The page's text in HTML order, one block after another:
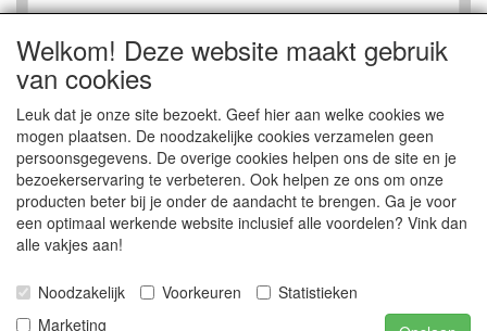
LINK PAGINA
Gastenboek RC-POINT
Kijkje in de Winkel
Welkom! Deze website maakt gebruik
van cookies
Leuk dat je onze site bezoekt. Geef hier aan welke cookies we
mogen plaatsen. De noodzakelijke cookies verzamelen geen
persoonsgegevens. De overige cookies helpen ons de site en je
bezoekerservaring te verbeteren. Ook helpen ze ons om onze
producten beter bij je onder de aandacht te brengen. Ga je voor
een optimaal werkende website inclusief alle voordelen? Vink dan
alle vakjes aan!
Noodzakelijk Voorkeuren
Statistieken
Marketing